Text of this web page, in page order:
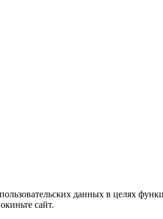
данных в целях
сайт.